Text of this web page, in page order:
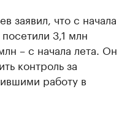
заявил, что с начала
3,1 млн
– с начала лета. Он
контроль за
работу в